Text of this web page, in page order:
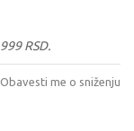
RSD.
Obavesti me o sniženju